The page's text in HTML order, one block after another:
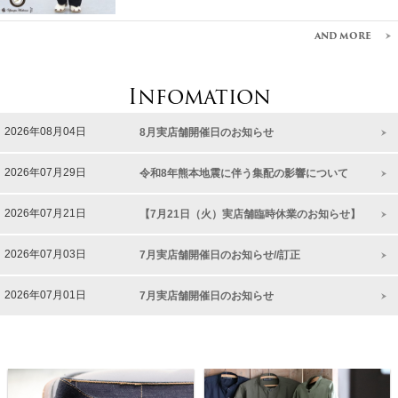
AND MORE
Infomation
2026年08 月 04日 8月実店舗開催日のお知らせ
2026年07 月 29 日 令和8年熊本地震に伴う集配の影響について
2026年07 月 21 日 【7月21日（火）実店舗臨時休業のお知らせ】
2026年07 月 03 日 7月実店舗開催日のお知らせ//訂正
2026年07 月 01 日 7月実店舗開催日のお知らせ